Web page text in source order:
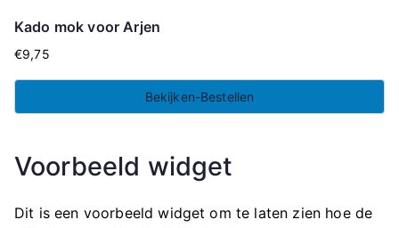
Kado mok voor Arjen
€9,75
Bekijken-Bestellen
Voorbeeld widget
Dit is een voorbeeld widget om te laten zien hoe de